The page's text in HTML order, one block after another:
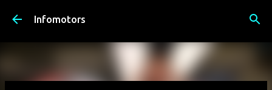
Avançar para o conteúdo principal
Infomotors